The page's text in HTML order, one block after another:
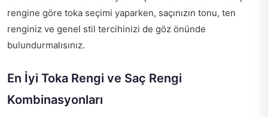
rengine göre toka seçimi yaparken, saçınızın tonu, ten
renginiz ve genel stil tercihinizi de göz önünde
bulundurmalısınız.
En İyi Toka Rengi ve Saç Rengi
Kombinasyonları